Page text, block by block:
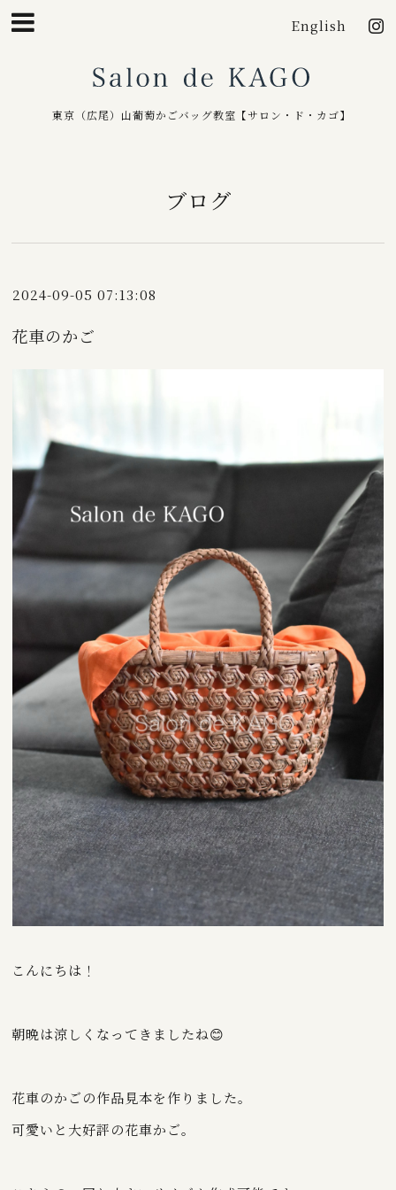
English
東京（広尾）山葡萄かごバッグ教室【サロン・ド・カゴ】
ブログ
2024-09-05 07:13:08
花車のかご
こんにちは！
朝晩は涼しくなってきましたね😊
花車のかごの作品見本を作りました。
可愛いと大好評の花車かご。